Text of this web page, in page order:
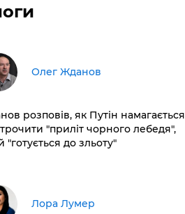
Олег Жданов
розповів, як Путін намагається
"приліт чорного лебедя",
"готується до зльоту"
​Лора Лумер